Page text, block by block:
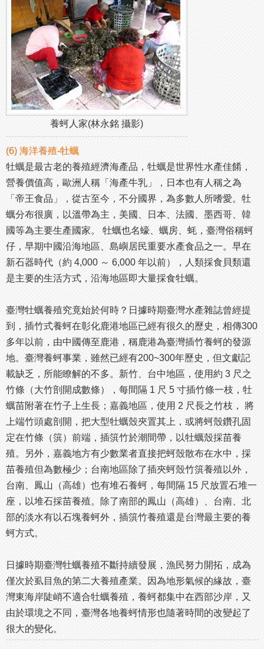
養蚵人家(林永銘 攝影)
(6) 海洋養殖-牡蠣
牡蠣是最古老的養殖經濟海產品，牡蠣是世界性水產佳餚，
營養價值高，歐洲人稱「海產牛乳」，日本也有人稱之為
「帝王食品」，從古至今，不分國界，為多數人所嗜愛。牡
蠣分布很廣，以溫帶為主，美國、日本、法國、墨西哥、韓
國等為主要生產國家。 牡蠣也名蠔、蠣房、蚝，臺灣俗稱蚵
仔，早期中國沿海地區、島嶼居民重要水產食品之一。早在
新石器時代（約 4,000 ～ 6,000 年以前），人類採食貝類還
是主要的生活方式，沿海地區即大量採食牡蠣。
臺灣牡蠣養殖究竟始於何時？日據時期臺灣水產雜誌曾經提
到，插竹式養蚵在彰化鹿港地區已經有很久的歷史，相傳300
多年以前，由中國傳至鹿港，稱鹿港為臺灣插竹養蚵的發源
地。臺灣養蚵事業，雖然已經有200~300年歷史，但文獻記
載缺乏，所能瞭解的不多。新竹、台中地區，使用約 3 尺之
竹條（大竹剖開成數條），每間隔 1 尺 5 寸插竹條一枝，牡
蠣苗附著在竹子上生長；嘉義地區，使用 2 尺長之竹枝， 將
上端竹頭處剖開，把大型牡蠣殼夾置其上，或將蚵殼鑽孔固
定在竹條（篊）前端，插篊竹於潮間帶，以牡蠣殼採苗養
殖。另外，嘉義地方有少數業者直接把蚵殼散布在水中，採
苗養殖但為數極少；台南地區除了插夾蚵殼竹篊養殖以外，
台南、鳳山（高雄）也有堆石養蚵，每間隔 15 尺放置石堆一
座，以堆石採苗養殖。除了南部的鳳山（高雄）、台南、北
部的淡水有以石塊養蚵外，插篊竹養殖還是台灣最主要的養
蚵方式。
日據時期臺灣牡蠣養殖不斷持續發展，漁民努力開拓，成為
僅次於虱目魚的第二大養殖產業。因為地形氣候的緣故，臺
灣東海岸陡峭不適合牡蠣養殖，養蚵都集中在西部沙岸，又
由於環境之不同，臺灣各地養蚵情形也隨著時間的改變起了
很大的變化。